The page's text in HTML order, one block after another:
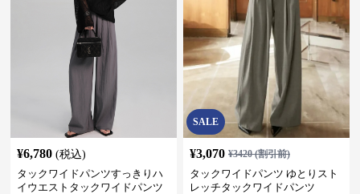
¥6,780 (税込)
タックワイドパンツすっきりハ
イウエストタックワイドパンツ
SALE
¥3,070 ¥3420(割引前)
タックワイドパンツ ゆとりスト
レッチタックワイドパンツ